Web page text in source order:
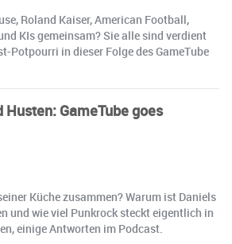
Roland Kaiser, American Football,
KIs gemeinsam? Sie alle sind verdient
Potpourri in dieser Folge des GameTube
GameTube goes
Küche zusammen? Warum ist Daniels
und wie viel Punkrock steckt eigentlich in
einige Antworten im Podcast.